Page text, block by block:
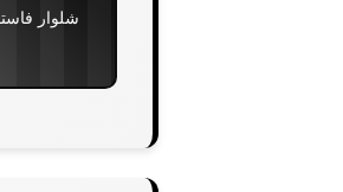
شلوار